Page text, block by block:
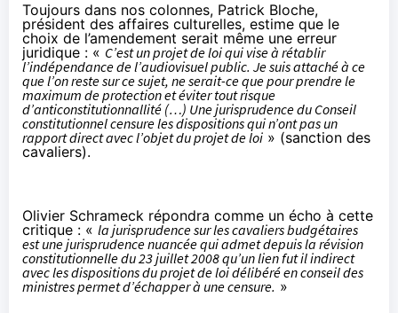
Toujours dans nos colonnes, Patrick Bloche,
président des affaires culturelles, estime que le
choix de l’amendement serait même une erreur
juridique : « C’est un projet de loi qui vise à rétablir
l’indépendance de l’audiovisuel public. Je suis attaché à ce
que l’on reste sur ce sujet, ne serait-ce que pour prendre le
maximum de protection et éviter tout risque
d’anticonstitutionnallité (…) Une jurisprudence du Conseil
constitutionnel censure les dispositions qui n’ont pas un
rapport direct avec l’objet du projet de loi » (sanction des
cavaliers).
Olivier Schrameck répondra comme un écho à cette
critique : « la jurisprudence sur les cavaliers budgétaires
est une jurisprudence nuancée qui admet depuis la révision
constitutionnelle du 23 juillet 2008 qu’un lien fut il indirect
avec les dispositions du projet de loi délibéré en conseil des
ministres permet d’échapper à une censure. »